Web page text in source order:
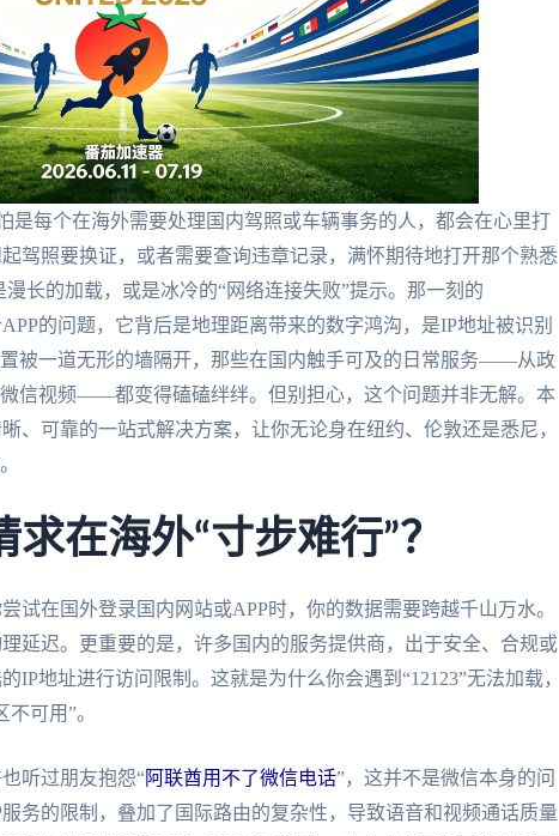
是每个在海外需要处理国内驾照或车辆事务的人，都会在心里打
驾照要换证，或者需要查询违章记录，满怀期待地打开那个熟悉
漫长的加载，或是冰冷的“网络连接失败”提示。那一刻的
的问题，它背后是地理距离带来的数字鸿沟，是IP地址被识别
被一道无形的墙隔开，那些在国内触手可及的日常服务——从政
信视频——都变得磕磕绊绊。但别担心，这个问题并非无解。本
、可靠的一站式解决方案，让你无论身在纽约、伦敦还是悉尼，
在海外“寸步难行”？
试在国外登录国内网站或APP时，你的数据需要跨越千山万水。
延迟。更重要的是，许多国内的服务提供商，出于安全、合规或
IP地址进行访问限制。这就是为什么你会遇到“12123”无法加载，
可用”。
听过朋友抱怨“阿联酋用不了微信电话”，这并不是微信本身的问
务的限制，叠加了国际路由的复杂性，导致语音和视频通话质量